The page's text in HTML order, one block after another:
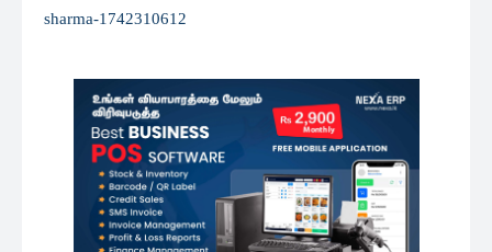
sharma-1742310612